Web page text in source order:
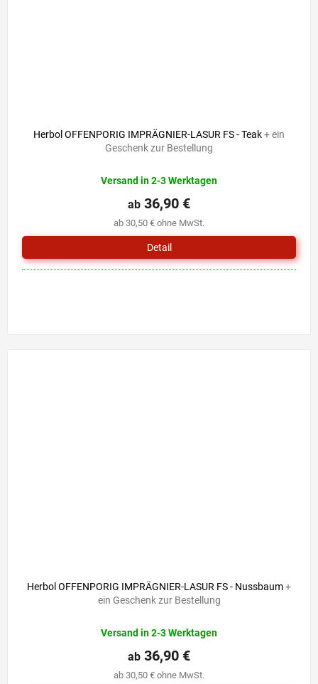
Herbol OFFENPORIG IMPRÄGNIER-LASUR FS - Teak+ ein
Geschenk zur Bestellung
Versand in 2-3 Werktagen
ab 30,50 € ohne MwSt.
ab 36,90 €
Detail
Herbol OFFENPORIG IMPRÄGNIER-LASUR FS - Nussbaum+
ein Geschenk zur Bestellung
Versand in 2-3 Werktagen
ab 30,50 € ohne MwSt.
ab 36,90 €